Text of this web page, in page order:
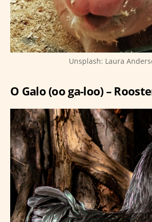
Unsplash: Laura
O Galo (oo ga-loo) –